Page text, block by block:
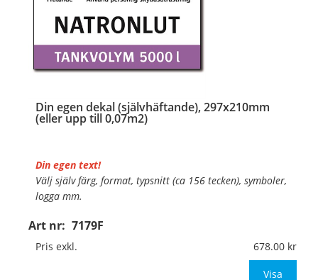
Din egen dekal (självhäftande), 297x210mm
(eller upp till 0,07m2)
Art nr: 7179F
Din egen text!
Välj själv färg, format, typsnitt (ca 156 tecken), symboler,
logga mm.
Material:Självhäftande folie
Mått:297x210mm (eller annat mått upp till 0,07m²)
Pris exkl. 678.00
Visa